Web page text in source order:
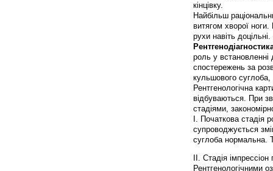
кінцівку.
Найбільш
витягом хворої
рухи навіть
роль у встановленні
спостережень за
кульшового суглоба,
Рентгенологічна
відбуваються. При
стадіями,
I. Початкова стадія
супроводжується
суглоба нормальна.
II. Стадія
Рентгенологічними